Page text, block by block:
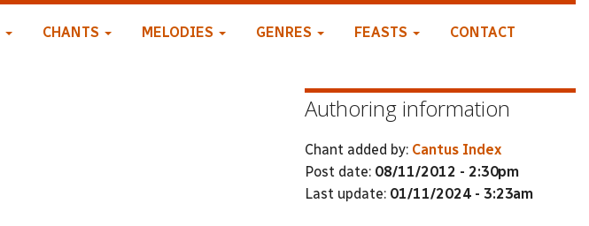
CHANTS MELODIES GENRES FEASTS CONTACT
Authoring information
Chant added by: Cantus Index
Post date: 08/11/2012 - 2:30pm
Last update: 01/11/2024 - 3:23am